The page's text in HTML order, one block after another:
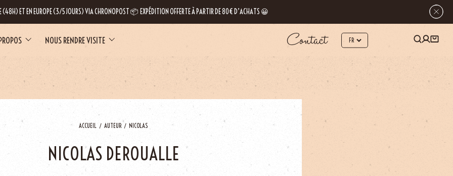
(48H) ET EN EUROPE (3/5 JOURS) VIA CHRONOPOST 📦 EXPÉDITION OFFERTE À PARTIR DE 80€ D’ACHATS 😀
NOUS RENDRE VISITE Contact
ACCUEIL AUTEUR NICOLAS
NICOLAS DEROUALLE